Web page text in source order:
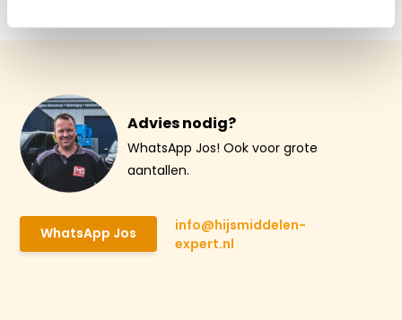
Advies nodig?
WhatsApp Jos! Ook voor grote
aantallen.
WhatsApp Jos
info@hijsmiddelen-
expert.nl